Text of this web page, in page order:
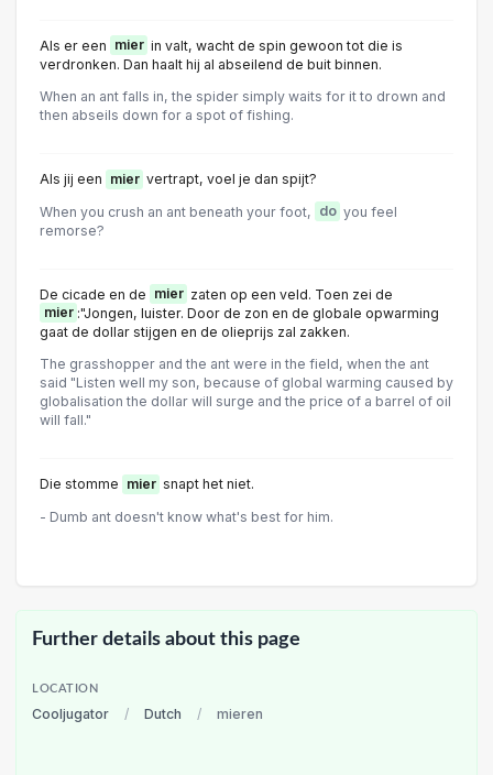
Als er een mier in valt, wacht de spin gewoon tot die is
verdronken. Dan haalt hij al abseilend de buit binnen.
When an ant falls in, the spider simply waits for it to drown and
then abseils down for a spot of fishing.
Als jij een mier vertrapt, voel je dan spijt?
When you crush an ant beneath your foot, do you feel
remorse?
De cicade en de mier zaten op een veld. Toen zei de
mier :"Jongen, luister. Door de zon en de globale opwarming
gaat de dollar stijgen en de olieprijs zal zakken.
The grasshopper and the ant were in the field, when the ant
said "Listen well my son, because of global warming caused by
globalisation the dollar will surge and the price of a barrel of oil
will fall."
Die stomme mier snapt het niet.
- Dumb ant doesn't know what's best for him.
Further details about this page
LOCATION
Cooljugator / Dutch / mieren